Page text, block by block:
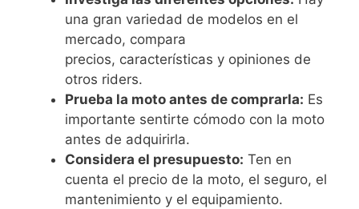
una gran variedad de modelos en el
mercado, compara
precios, características y opiniones de
otros riders.
Prueba la moto antes de comprarla: Es
importante sentirte cómodo con la moto
antes de adquirirla.
Considera el presupuesto: Ten en
cuenta el precio de la moto, el seguro, el
mantenimiento y el equipamiento.